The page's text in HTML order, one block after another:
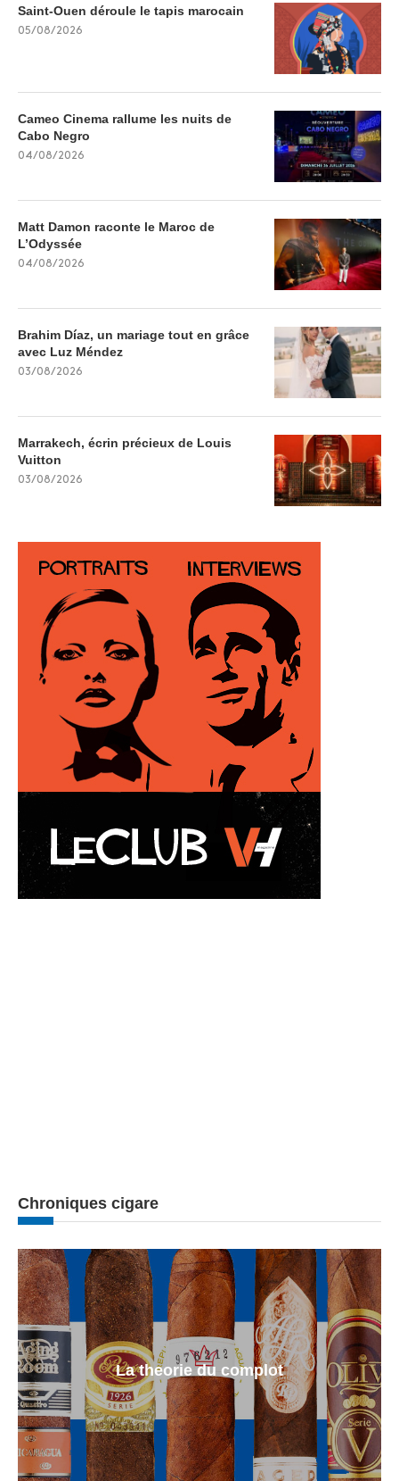
Saint-Ouen déroule le tapis marocain
05/08/2026
Cameo Cinema rallume les nuits de
Cabo Negro
04/08/2026
Matt Damon raconte le Maroc de
L’Odyssée
04/08/2026
Brahim Díaz, un mariage tout en grâce
avec Luz Méndez
03/08/2026
Marrakech, écrin précieux de Louis
Vuitton
03/08/2026
Chroniques cigare
La theorie du complot